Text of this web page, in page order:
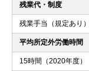
残業代・制度
残業手当（規定あり）
平均所定外労働時間
15時間（2020年度）